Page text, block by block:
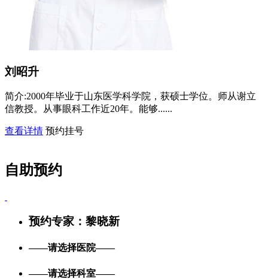
刘昭升
简介:2000年毕业于山东医学科学院，获硕士学位。师从谢立
信教授。从事眼科工作近20年。能够......
查看详情 预约挂号
自助预约
预约专家： 黎晓新
——请选择医院——
——请选择科室——